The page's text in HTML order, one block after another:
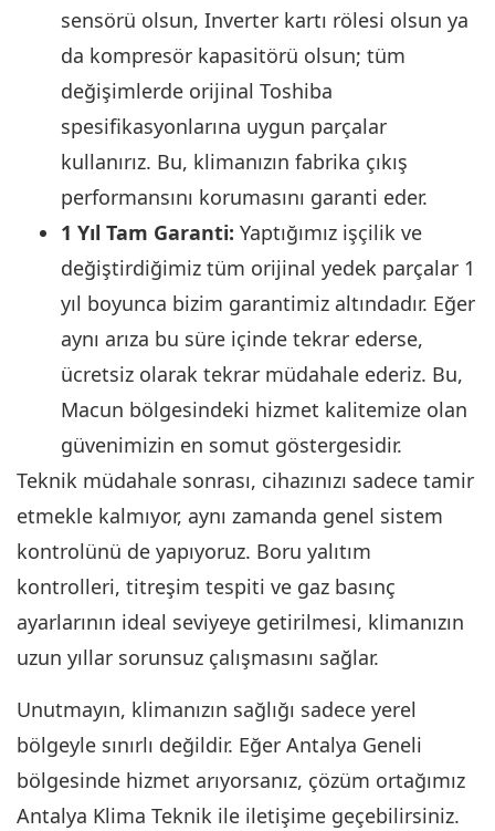
sensörü olsun, Inverter kartı rölesi olsun ya
da kompresör kapasitörü olsun; tüm
değişimlerde orijinal Toshiba
spesifikasyonlarına uygun parçalar
kullanırız. Bu, klimanızın fabrika çıkış
performansını korumasını garanti eder.
1 Yıl Tam Garanti: Yaptığımız işçilik ve
değiştirdiğimiz tüm orijinal yedek parçalar 1
yıl boyunca bizim garantimiz altındadır. Eğer
aynı arıza bu süre içinde tekrar ederse,
ücretsiz olarak tekrar müdahale ederiz. Bu,
Macun bölgesindeki hizmet kalitemize olan
güvenimizin en somut göstergesidir.
Teknik müdahale sonrası, cihazınızı sadece tamir
etmekle kalmıyor, aynı zamanda genel sistem
kontrolünü de yapıyoruz. Boru yalıtım
kontrolleri, titreşim tespiti ve gaz basınç
ayarlarının ideal seviyeye getirilmesi, klimanızın
uzun yıllar sorunsuz çalışmasını sağlar.
Unutmayın, klimanızın sağlığı sadece yerel
bölgeyle sınırlı değildir. Eğer Antalya Geneli
bölgesinde hizmet arıyorsanız, çözüm ortağımız
Antalya Klima Teknik ile iletişime geçebilirsiniz.